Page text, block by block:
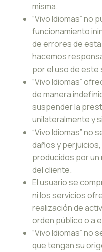
misma.
“Vivo Idiomas” no
funcionamiento
de errores de
hacemos
por el uso de este
“Vivo Idiomas”
de manera
suspender la
unilateralmente y
“Vivo Idiomas” no
daños y
producidos por
del cliente.
El usuario se
ni los servicios
realización de
orden público o a
“Vivo Idiomas” no
que tengan su